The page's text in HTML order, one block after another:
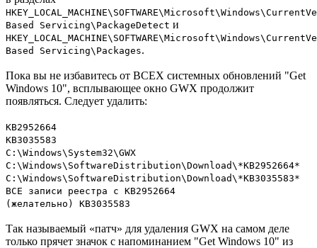
Based Servicing\PackageDetect и
Based Servicing\Packages.
Пока вы не избавитесь от ВСЕХ системных обновлений "Get
Windows 10", всплывающее окно GWX продолжит
появляться. Следует удалить:
KB2952664
KB3035583
C:\Windows\System32\GWX
C:\Windows\SoftwareDistribution\Download\*KB2952664*
C:\Windows\SoftwareDistribution\Download\*KB3035583*
ВСЕ записи реестра с KB2952664
(желательно) KB3035583
Так называемый «патч» для удаления GWX на самом деле
только прячет значок с напоминанием "Get Windows 10" из